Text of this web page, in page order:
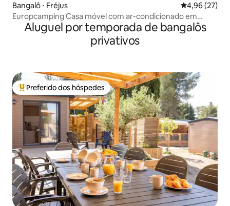
Bangalô ⋅ Fréjus 4,96 de uma
4,96 (27)
Europcamping Casa móvel com ar-condicionado em
Fréjus
Aluguel por temporada de bangalôs
privativos
Entre os melhores preferidos dos hóspedes
Preferido dos hóspedes